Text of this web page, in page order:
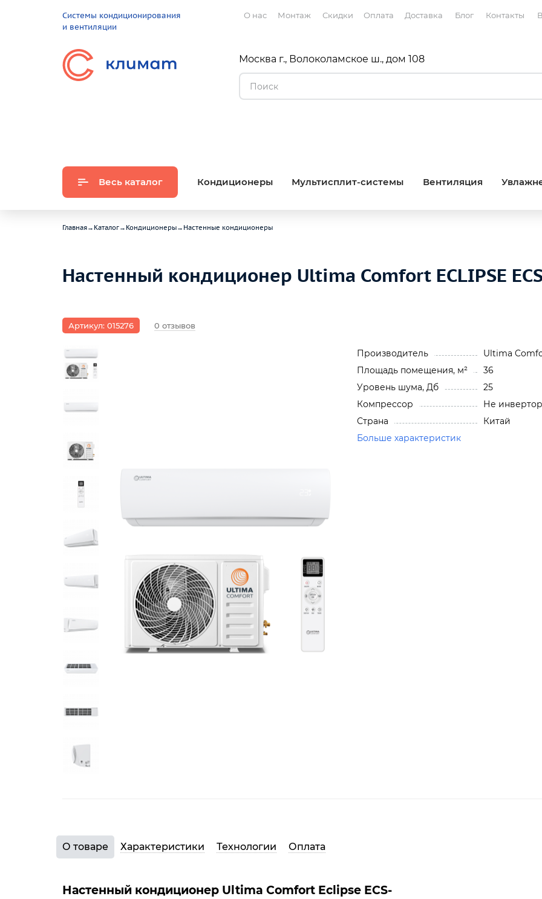
Системы кондиционирования
и вентиляции
О нас Монтаж Скидки Оплата Доставка Блог Контакты
Москва г., Волоколамское ш., дом 108
Весь каталог Кондиционеры Мультисплит-системы Вентиляция
Главная→ Каталог→ Кондиционеры→ Настенные кондиционеры
Настенный кондиционер Ultima Comfort ECLIPSE
Артикул: 015276 0 отзывов
Производитель
Ultima
Площадь помещения, м²
36
Уровень шума, Дб
25
Компрессор
Не инвертор
Страна
Китай
Больше характеристик
О товаре Характеристики Технологии Оплата
Настенный кондиционер Ultima Comfort Eclipse ECS-